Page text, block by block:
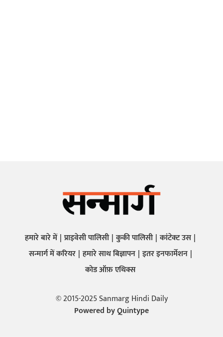
हमारे बारे में प्राइवेसी पालिसी कुकी पालिसी कांटेक्ट उस
सन्मार्ग में करियर हमारे साथ बिज्ञापन इतर इनफार्मेशन
कोड ऑफ़ एथिक्स
© 2015-2025 Sanmarg Hindi Daily
Powered byQuintype